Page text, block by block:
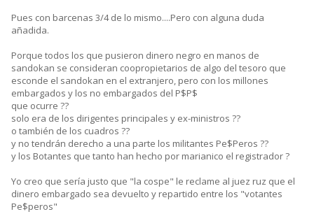
Pues con barcenas 3/4 de lo mismo....Pero con alguna duda
añadida.
Porque todos los que pusieron dinero negro en manos de
sandokan se consideran coopropietarios de algo del tesoro que
esconde el sandokan en el extranjero, pero con los millones
embargados y los no embargados del P$P$
que ocurre ??
solo era de los dirigentes principales y ex-ministros ??
o también de los cuadros ??
y no tendrán derecho a una parte los militantes Pe$Peros ??
y los Botantes que tanto han hecho por marianico el registrador ?
Yo creo que sería justo que "la cospe" le reclame al juez ruz que el
dinero embargado sea devuelto y repartido entre los "votantes
Pe$peros"